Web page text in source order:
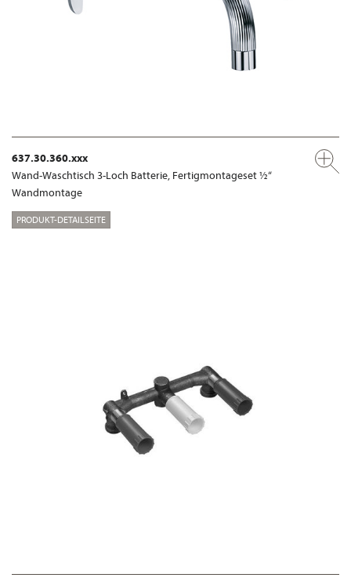
637.30.360.xxx
Wand-Waschtisch 3-Loch Batterie, Fertigmontageset ½“
Wandmontage
PRODUKT-DETAILSEITE